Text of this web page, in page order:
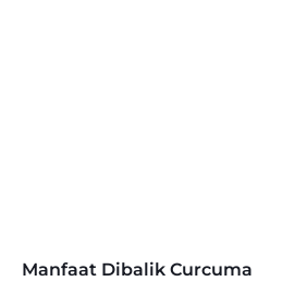
Manfaat Dibalik Curcuma